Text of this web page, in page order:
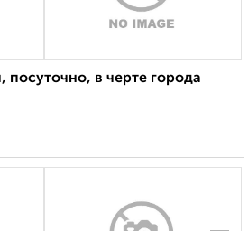
в черте города